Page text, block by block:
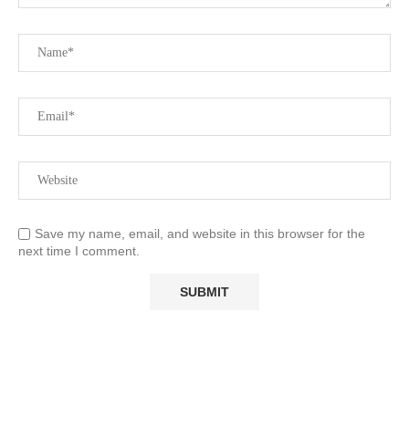
Save my name, email, and website in this browser for the
next time I comment.